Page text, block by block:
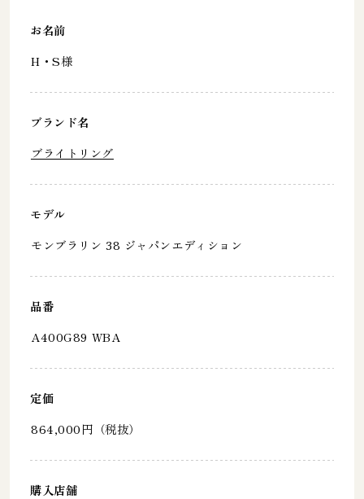
お名前
H・S様
ブランド名
ブライトリング
モデル
モンブラリン 38 ジャパンエディション
品番
A400G89 WBA
定価
864,000円（税抜）
購入店舗